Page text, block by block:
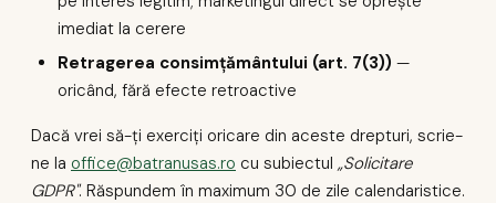
imediat la cerere
Retragerea consimțământului (art. 7(3)) —
oricând, fără efecte retroactive
Dacă vrei să-ți exerciți oricare din aceste drepturi, scrie-
ne la office@batranusas.ro cu subiectul „Solicitare
GDPR". Răspundem în maximum 30 de zile calendaristice.